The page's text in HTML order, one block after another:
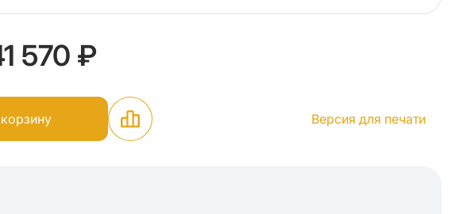
570 ₽
Версия для печати